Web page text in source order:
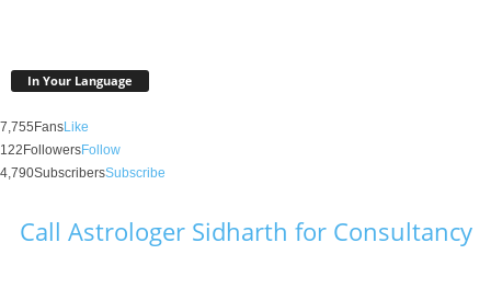
In Your Language
7,755 FansLike
122 FollowersFollow
4,790SubscribersSubscribe
Call Astrologer Sidharth for Consultancy